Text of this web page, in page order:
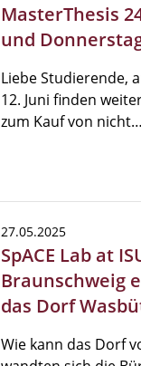
MasterThesis
und
Liebe Studierende,
12. Juni finden
zum Kauf von nicht…
27.05.2025
SpACE Lab at
Braunschweig
das Dorf
Wie kann das Dorf